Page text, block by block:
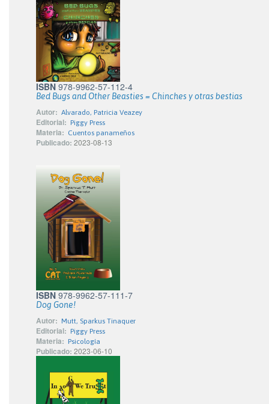
ISBN 978-9962-57-112-4
Bed Bugs and Other Beasties = Chinches y otras bestias
Autor: Alvarado, Patricia Veazey
Editorial: Piggy Press
Materia: Cuentos panameños
Publicado: 2023-08-13
ISBN 978-9962-57-111-7
Dog Gone!
Autor: Mutt, Sparkus Tinaquer
Editorial: Piggy Press
Materia: Psicología
Publicado: 2023-06-10